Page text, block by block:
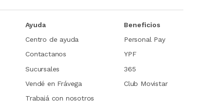
Ayuda
Centro de ayuda
Contactanos
Sucursales
Vendé en Frávega
Trabajá con nosotros
Beneficios
Personal Pay
YPF
365
Club Movistar